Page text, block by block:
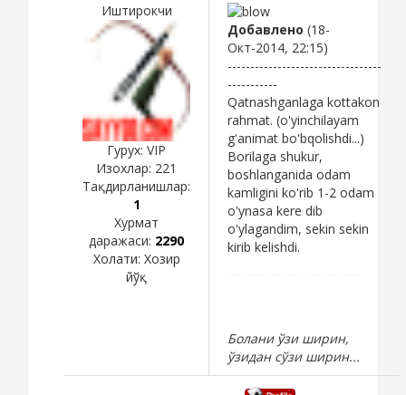
Иштирокчи
Гурух: VIP
Изохлар: 221
Тақдирланишлар:
1
Хурмат
даражаси: 2290
Холати: Хозир
йўқ
Добавлено (18-
Окт-2014, 22:15)
----------------------------------
-----------
Qatnashganlaga kottakon
rahmat. (o'yinchilayam
g'animat bo'bqolishdi...)
Borilaga shukur,
boshlanganida odam
kamligini ko'rib 1-2 odam
o'ynasa kere dib
o'ylagandim, sekin sekin
kirib kelishdi.
Болани ўзи ширин,
ўзидан сўзи ширин...